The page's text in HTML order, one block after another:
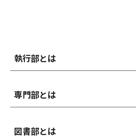
執行部とは
専門部とは
図書部とは